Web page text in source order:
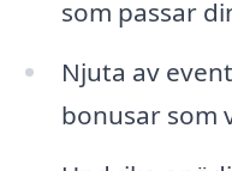
som passar
Njuta av
bonusar som